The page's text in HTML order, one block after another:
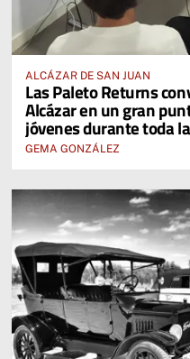
ALCÁZAR DE SAN JUAN
Las Paleto Returns
Alcázar en un gran
jóvenes durante toda
GEMA GONZÁLEZ